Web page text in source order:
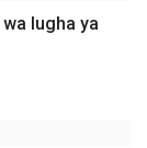
lugha ya